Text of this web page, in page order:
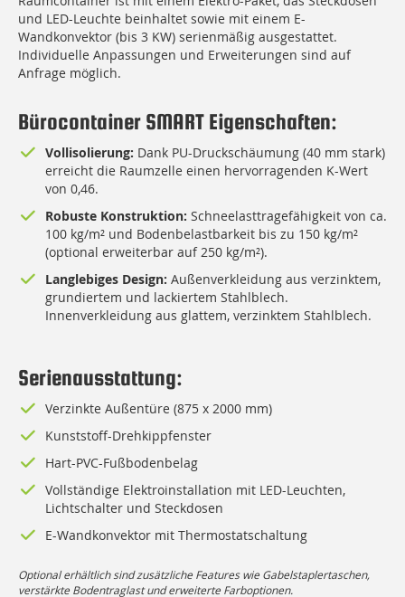
und LED-Leuchte beinhaltet sowie mit einem E-
Wandkonvektor (bis 3 KW) serienmäßig ausgestattet.
Individuelle Anpassungen und Erweiterungen sind auf
Anfrage möglich.
Bürocontainer SMART Eigenschaften:
Vollisolierung: Dank PU-Druckschäumung (40 mm stark)
erreicht die Raumzelle einen hervorragenden K-Wert
von 0,46.
Robuste Konstruktion: Schneelasttragefähigkeit von ca.
100 kg/m² und Bodenbelastbarkeit bis zu 150 kg/m²
(optional erweiterbar auf 250 kg/m²).
Langlebiges Design: Außenverkleidung aus verzinktem,
grundiertem und lackiertem Stahlblech.
Innenverkleidung aus glattem, verzinktem Stahlblech.
Serienausstattung:
verzinkte Außentüre (875 x 2000 mm)
Kunststoff-Drehkippfenster
Hart-PVC-Fußbodenbelag
Vollständige Elektroinstallation mit LED-Leuchten,
Lichtschalter und Steckdosen
E-Wandkonvektor mit Thermostatschaltung
Optional erhältlich sind zusätzliche Features wie Gabelstaplertaschen,
verstärkte Bodentraglast und erweiterte Farboptionen.